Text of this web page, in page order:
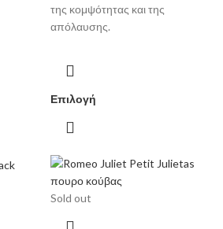
της κομψότητας και της
απόλαυσης.
Επιλογή
Sold out